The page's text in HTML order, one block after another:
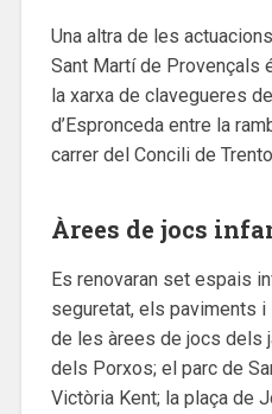
Una altra de les
Sant Martí de Provençals
la xarxa de clavegueres
d’Espronceda entre la
carrer del Concili de
Àrees de jocs
Es renovaran set espais
seguretat, els paviments i
de les àrees de jocs dels
dels Porxos; el parc de
Victòria Kent; la plaça de